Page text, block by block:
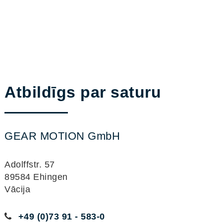
Atbildīgs par saturu
GEAR MOTION GmbH
Adolffstr. 57
89584 Ehingen
Vācija
+49 (0)73 91 - 583-0